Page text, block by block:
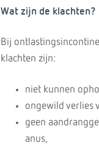
Wat zijn de klachten?
Bij
klachten zijn:
niet kunnen
ongewild verlies
geen
anus,